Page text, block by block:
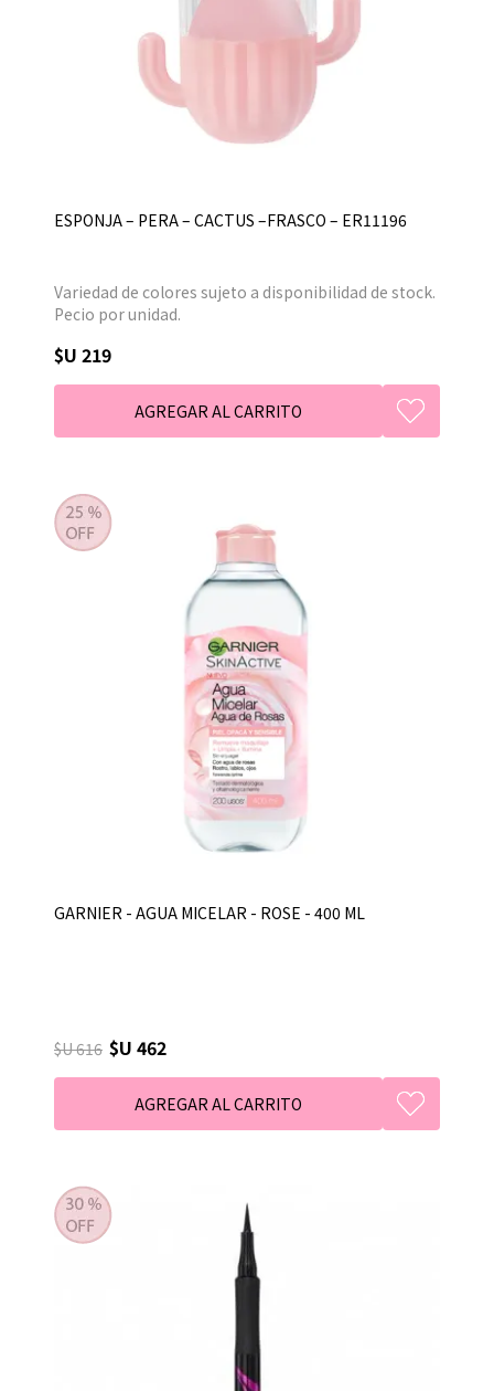
ESPONJA – PERA – CACTUS –FRASCO – ER11196
Variedad de colores sujeto a disponibilidad de stock.
Pecio por unidad.
$U 219
GARNIER - AGUA MICELAR - ROSE - 400 ML
$U 616 $U 462